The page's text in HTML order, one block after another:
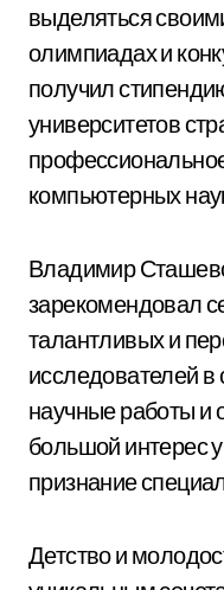
выделяться
олимпиадах и
получил
университетов
компьютерных
Владимир
зарекомендовал
талантливых и
исследователей в
научные работы и
большой интерес
признание
Детство и